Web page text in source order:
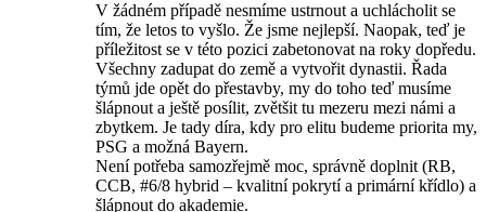
V žádném případě nesmíme ustrnout a uchlácholit se
tím, že letos to vyšlo. Že jsme nejlepší. Naopak, teď je
příležitost se v této pozici zabetonovat na roky dopředu.
Všechny zadupat do země a vytvořit dynastii. Řada
týmů jde opět do přestavby, my do toho teď musíme
šlápnout a ještě posílit, zvětšit tu mezeru mezi námi a
zbytkem. Je tady díra, kdy pro elitu budeme priorita my,
PSG a možná Bayern.
Není potřeba samozřejmě moc, správně doplnit (RB,
CCB, #6/8 hybrid – kvalitní pokrytí a primární křídlo) a
šlápnout do akademie.